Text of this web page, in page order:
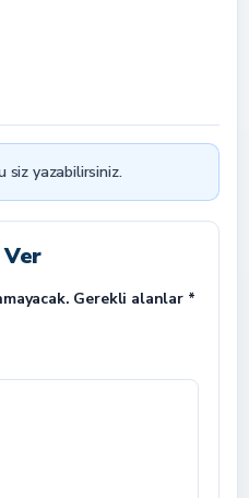
siz yazabilirsiniz.
Ver
Gerekli alanlar *